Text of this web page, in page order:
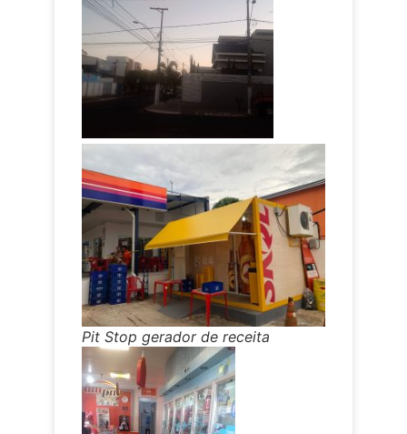
Pit Stop gerador de receita